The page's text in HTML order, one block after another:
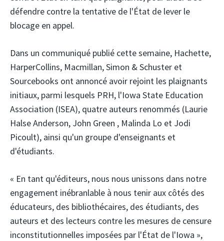
défendre contre la tentative de l'État de lever le
blocage en appel.
Dans un communiqué publié cette semaine, Hachette,
HarperCollins, Macmillan, Simon & Schuster et
Sourcebooks ont annoncé avoir rejoint les plaignants
initiaux, parmi lesquels PRH, l'Iowa State Education
Association (ISEA), quatre auteurs renommés (Laurie
Halse Anderson, John Green , Malinda Lo et Jodi
Picoult), ainsi qu'un groupe d'enseignants et
d'étudiants.
« En tant qu'éditeurs, nous nous unissons dans notre
engagement inébranlable à nous tenir aux côtés des
éducateurs, des bibliothécaires, des étudiants, des
auteurs et des lecteurs contre les mesures de censure
inconstitutionnelles imposées par l'État de l'Iowa »,